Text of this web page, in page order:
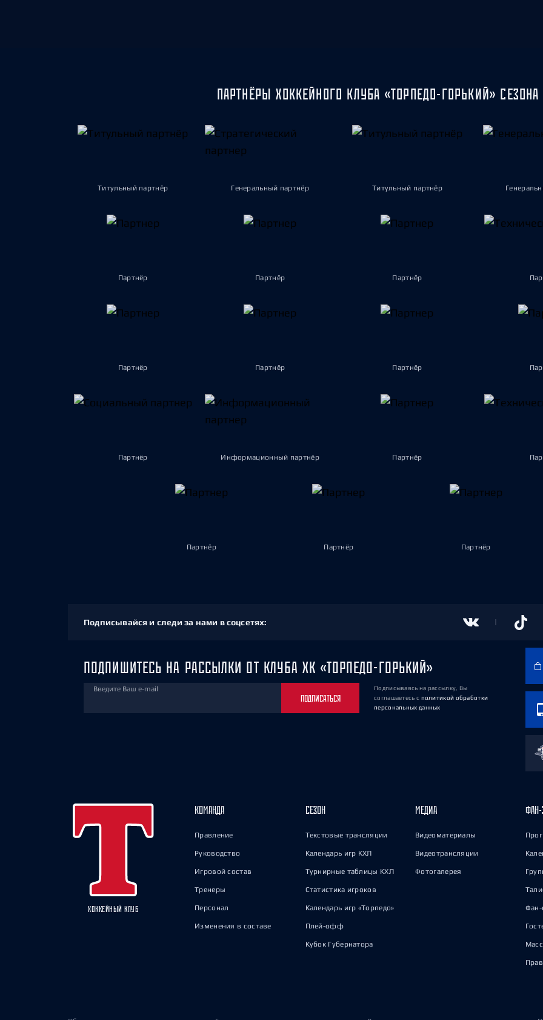
ПАРТНЁРЫ ХОККЕЙНОГО КЛУБА «ТОРПЕДО-ГОРЬКИЙ» СЕЗОНА
Титульный партнёр Генеральный партнёр Титульный партнёр
Партнёр Партнёр Партнёр
Партнёр Партнёр Партнёр
Партнёр Информационный партнёр Партнёр
Партнёр Партнёр Партнёр
Подписывайся и следи за нами в соцсетях:
ПОДПИШИТЕСЬ НА РАССЫЛКИ ОТ КЛУБА ХК «ТОРПЕДО-ГОРЬКИЙ»
Введите Ваш e-mail
ПОДПИСАТЬСЯ
Подписываясь на рассылку, Вы
соглашаетесь с политикой обработки
персональных данных
ХОККЕЙНЫЙ КЛУБ
КОМАНДА
Правление
Руководство
Игровой состав
Тренеры
Персонал
Изменения в составе
СЕЗОН
Текстовые трансляции
Календарь игр КХЛ
Турнирные таблицы КХЛ
Статистика игроков
Календарь игр «Торпедо»
Плей-офф
Кубок Губернатора
МЕДИА
Видеоматериалы
Видеотрансляции
Фотогалерея
ФАН-
Фан-